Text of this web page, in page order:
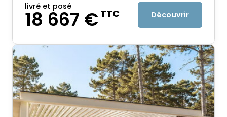
livré et posé
18 667 €TTC Découvrir